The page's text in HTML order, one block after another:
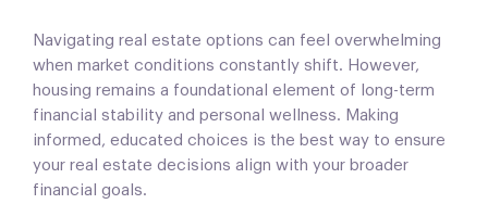
Navigating real estate options can feel overwhelming
when market conditions constantly shift. However,
housing remains a foundational element of long-term
financial stability and personal wellness. Making
informed, educated choices is the best way to ensure
your real estate decisions align with your broader
financial goals.